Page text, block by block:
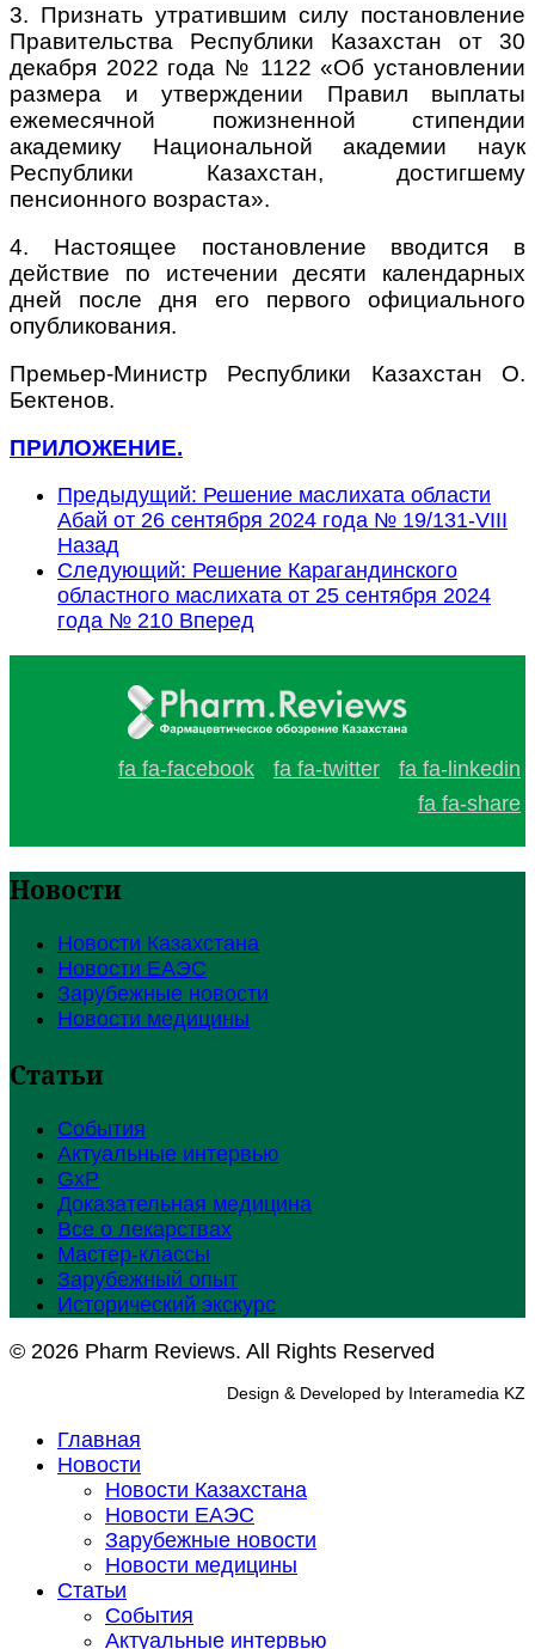
3. Признать утратившим силу постановление
Правительства Республики Казахстан от 30
декабря 2022 года № 1122 «Об установлении
размера и утверждении Правил выплаты
ежемесячной пожизненной стипендии
академику Национальной академии наук
Республики Казахстан, достигшему
пенсионного возраста».
4. Настоящее постановление вводится в
действие по истечении десяти календарных
дней после дня его первого официального
опубликования.
Премьер-Министр Республики Казахстан О.
Бектенов.
ПРИЛОЖЕНИЕ.
Предыдущий: Решение маслихата области
Абай от 26 сентября 2024 года № 19/131-VIII
Назад
Следующий: Решение Карагандинского
областного маслихата от 25 сентября 2024
года № 210 Вперед
fa fa-facebook fa fa-twitter
fa fa-linkedin
fa fa-share
Новости
Новости Казахстана
Новости ЕАЭС
Зарубежные новости
Новости медицины
Статьи
События
Актуальные интервью
GxP
Доказательная медицина
Все о лекарствах
Мастер-классы
Зарубежный опыт
Исторический экскурс
© 2026 Pharm Reviews. All Rights Reserved
Design & Developed by Interamedia KZ
Главная
Новости
Новости Казахстана
Новости ЕАЭС
Зарубежные новости
Новости медицины
Статьи
События
Актуальные интервью